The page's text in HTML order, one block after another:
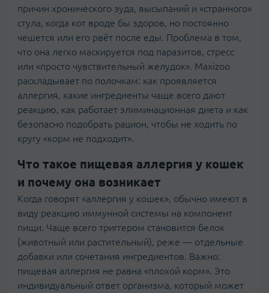
причин хронического зуда, высыпаний и «странного»
стула, когда кот вроде бы здоров, но постоянно
чешется или его рвёт после еды. Проблема в том,
что она легко маскируется под паразитов, стресс
или «просто чувствительный желудок». Maxizoo
раскладывает по полочкам: как проявляется
аллергия, какие ингредиенты чаще всего дают
реакцию, как работает элиминационная диета и как
безопасно подобрать рацион, чтобы не ходить по
кругу «корм не подходит».
Что такое пищевая аллергия у кошек
и почему она возникает
Когда говорят «аллергия у кошек», обычно имеют в
виду реакцию иммунной системы на компонент
пищи. Чаще всего триггером становится белок
(животный или растительный), реже — отдельные
добавки или сочетания ингредиентов. Важно:
пищевая аллергия не равна «плохой корм». Это
индивидуальный ответ организма, который может